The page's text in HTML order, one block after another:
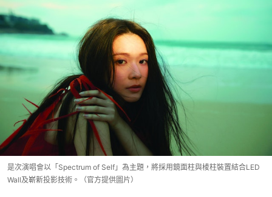
是次演唱會以「Spectrum of Self」為主題，將採用鏡面柱與棱柱裝置結合LED
Wall及嶄新投影技術。（官方提供圖片）